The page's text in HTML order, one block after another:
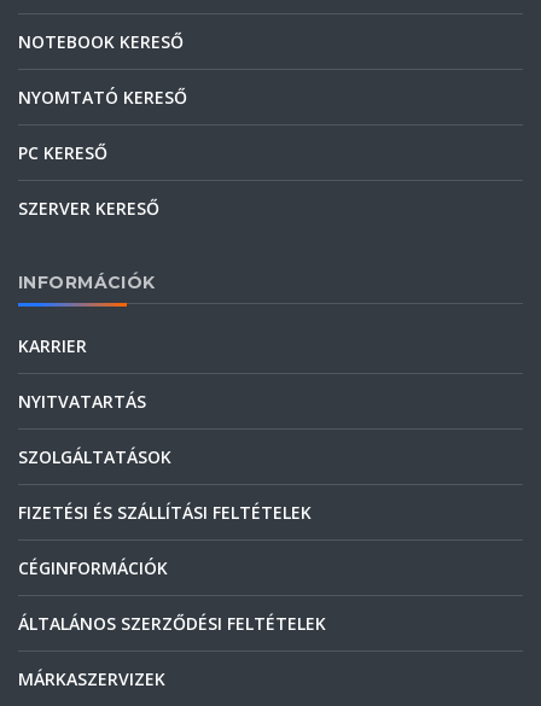
NOTEBOOK KERESŐ
NYOMTATÓ KERESŐ
PC KERESŐ
SZERVER KERESŐ
INFORMÁCIÓK
KARRIER
NYITVATARTÁS
SZOLGÁLTATÁSOK
FIZETÉSI ÉS SZÁLLÍTÁSI FELTÉTELEK
CÉGINFORMÁCIÓK
ÁLTALÁNOS SZERZŐDÉSI FELTÉTELEK
MÁRKASZERVIZEK